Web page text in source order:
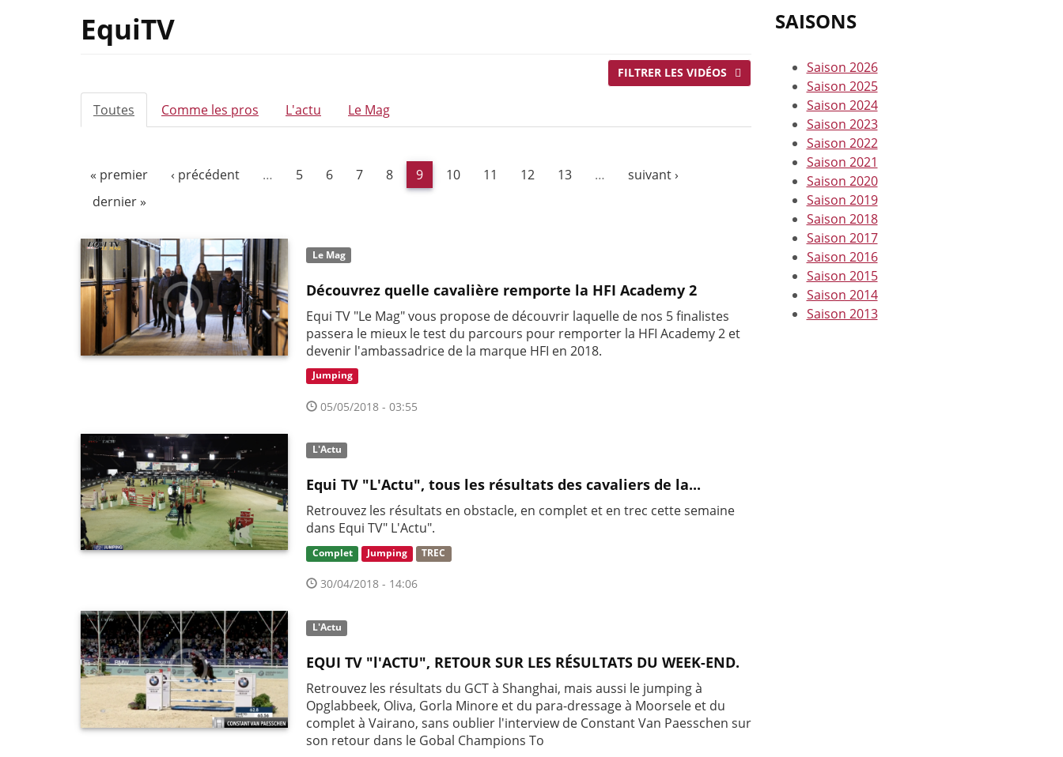
EquiTV
ONGLETS
PRINCIPAUX
Toutes (onglet
actif)
Comme les pros L'actu Le Mag
FILTRER LES VIDÉOS
« premier ‹ précédent … 5 6 7 8 9 10 11 12 13 …
suivant ›
dernier »
Le Mag
Découvrez quelle cavalière remporte la HFI Academy 2
Equi TV "Le Mag" vous propose de découvrir laquelle de nos 5 finalistes
passera le mieux le test du parcours pour remporter la HFI Academy 2 et
devenir l'ambassadrice de la marque HFI en 2018.
Jumping
05/05/2018 - 03:55
L'Actu
Equi TV "L'Actu", tous les résultats des cavaliers de la...
Retrouvez les résultats en obstacle, en complet et en trec cette semaine
dans Equi TV" L'Actu".
Complet Jumping TREC
30/04/2018 - 14:06
L'Actu
EQUI TV "l'ACTU", RETOUR SUR LES RÉSULTATS DU WEEK-END.
Retrouvez les résultats du GCT à Shanghai, mais aussi le jumping à
Opglabbeek, Oliva, Gorla Minore et du para-dressage à Moorsele et du
complet à Vairano, sans oublier l'interview de Constant Van Paesschen sur
son retour dans le Gobal Champions To
SAISONS
Saison 2026
Saison 2025
Saison 2024
Saison 2023
Saison 2022
Saison 2021
Saison 2020
Saison 2019
Saison 2018
Saison 2017
Saison 2016
Saison 2015
Saison 2014
Saison 2013